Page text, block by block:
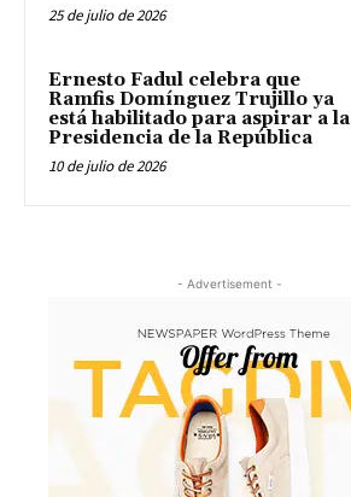
25 de julio de 2026
Ernesto Fadul celebra que
Ramfis Domínguez Trujillo ya
está habilitado para aspirar a la
Presidencia de la República
10 de julio de 2026
- Advertisement -